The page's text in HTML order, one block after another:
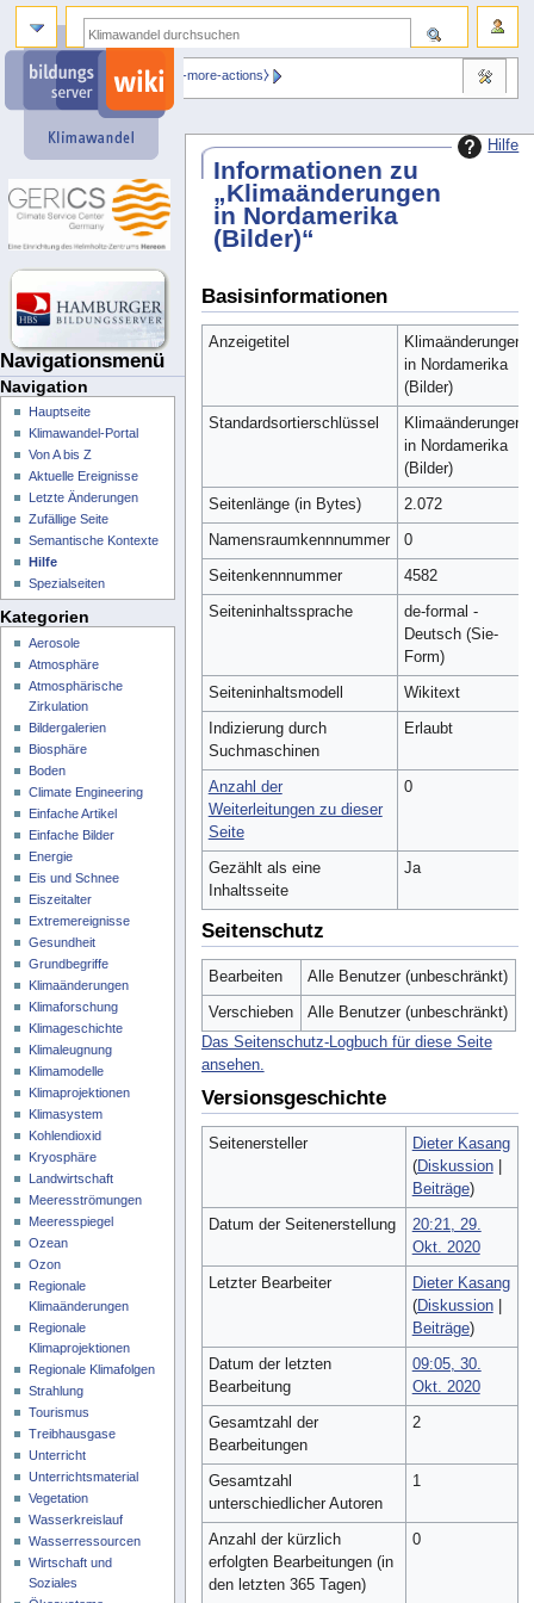
Hilfe
Informationen zu
„Klimaänderungen
in Nordamerika
(Bilder)“
Basisinformationen
Anzeigetitel
Klimaänderungen
in Nordamerika
(Bilder)
Standardsortierschlüssel
Klimaänderungen
in Nordamerika
(Bilder)
Seitenlänge (in Bytes) 2.072
Namensraumkennnummer 0
Seitenkennnummer 4582
Seiteninhaltssprache
de-formal -
Deutsch (Sie-
Form)
Seiteninhaltsmodell Wikitext
Indizierung durch
Suchmaschinen
Erlaubt
Anzahl der
Weiterleitungen zu dieser
Seite
0
Gezählt als eine
Inhaltsseite
Ja
Seitenschutz
Bearbeiten Alle Benutzer (unbeschränkt)
Verschieben
Alle Benutzer (unbeschränkt)
Das Seitenschutz-Logbuch für diese Seite
ansehen.
Versionsgeschichte
Seitenersteller
Dieter Kasang
(Diskussion|
Beiträge)
Datum der Seitenerstellung
20:21, 29.
Okt. 2020
Letzter Bearbeiter
Dieter Kasang
(Diskussion|
Beiträge)
Datum der letzten
Bearbeitung
09:05, 30.
Okt. 2020
Gesamtzahl der
Bearbeitungen
2
Gesamtzahl
unterschiedlicher Autoren
1
Anzahl der kürzlich
erfolgten Bearbeitungen (in
den letzten 365 Tagen)
0
Navigationsmenü
⧼dbsskin-more-actions⧽
Navigation
Hauptseite
Klimawandel-Portal
Von A bis Z
Aktuelle Ereignisse
Letzte Änderungen
Zufällige Seite
Semantische Kontexte
Hilfe
Spezialseiten
Kategorien
Aerosole
Atmosphäre
Atmosphärische
Zirkulation
Bildergalerien
Biosphäre
Boden
Climate Engineering
Einfache Artikel
Einfache Bilder
Energie
Eis und Schnee
Eiszeitalter
Extremereignisse
Gesundheit
Grundbegriffe
Klimaänderungen
Klimaforschung
Klimageschichte
Klimaleugnung
Klimamodelle
Klimaprojektionen
Klimasystem
Kohlendioxid
Kryosphäre
Landwirtschaft
Meeresströmungen
Meeresspiegel
Ozean
Ozon
Regionale
Klimaänderungen
Regionale
Klimaprojektionen
Regionale Klimafolgen
Strahlung
Tourismus
Treibhausgase
Unterricht
Unterrichtsmaterial
Vegetation
Wasserkreislauf
Wasserressourcen
Wirtschaft und
Soziales